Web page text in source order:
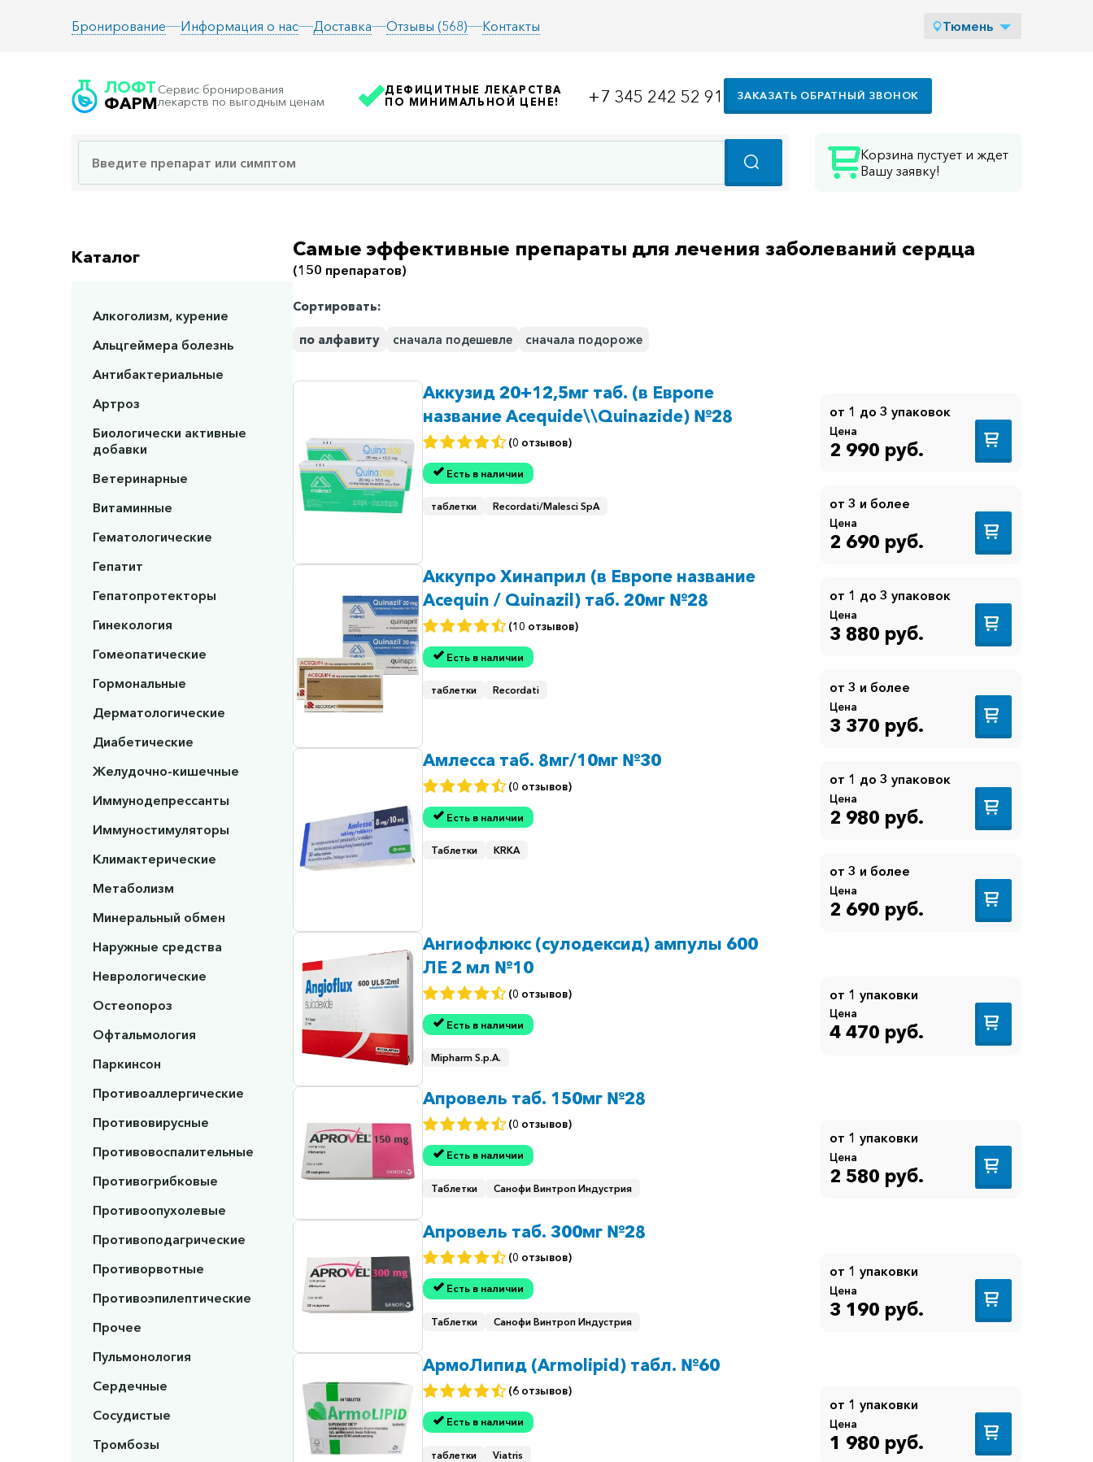
Бронирование Информация о нас Доставка Отзывы (568) Контакты Тюмень
ЛОФТ
ФАРМ
Сервис бронирования
лекарств по выгодным ценам
Корзина пустует и ждет
Вашу заявку!
ДЕФИЦИТНЫЕ ЛЕКАРСТВА
ПО МИНИМАЛЬНОЙ ЦЕНЕ!
+7 345 242 52 91 ЗАКАЗАТЬ ОБРАТНЫЙ ЗВОНОК
Каталог
Алкоголизм, курение
Альцгеймера болезнь
Антибактериальные
Артроз
Биологически активные
добавки
Ветеринарные
Витаминные
Гематологические
Гепатит
Гепатопротекторы
Гинекология
Гомеопатические
Гормональные
Дерматологические
Диабетические
Желудочно-кишечные
Иммунодепрессанты
Иммуностимуляторы
Климактерические
Метаболизм
Минеральный обмен
Наружные средства
Неврологические
Остеопороз
Офтальмология
Паркинсон
Противоаллергические
Противовирусные
Противовоспалительные
Противогрибковые
Противоопухолевые
Противоподагрические
Противорвотные
Противоэпилептические
Прочее
Пульмонология
Сердечные
Сосудистые
Тромбозы
Самые эффективные препараты для лечения заболеваний сердца
(150 препаратов)
Сортировать:
по алфавиту сначала подешевле сначала подороже
Аккузид 20+12,5мг таб. (в Европе
название Acequide\\Quinazide) №28
(0 отзывов)
Есть в наличии
таблетки Recordati/Malesci SpA
от 1 до 3 упаковок
Цена
2 990 руб.
от 3 и более
Цена
2 690 руб.
Аккупро Хинаприл (в Европе название
Acequin / Quinazil) таб. 20мг №28
(10 отзывов)
Есть в наличии
таблетки Recordati
от 1 до 3 упаковок
Цена
3 880 руб.
от 3 и более
Цена
3 370 руб.
Амлесса таб. 8мг/10мг №30
(0 отзывов)
Есть в наличии
Таблетки KRKA
от 1 до 3 упаковок
Цена
2 980 руб.
от 3 и более
Цена
2 690 руб.
Ангиофлюкс (сулодексид) ампулы 600
ЛЕ 2 мл №10
(0 отзывов)
Есть в наличии
Mipharm S.p.A.
от 1 упаковки
Цена
4 470 руб.
Апровель таб. 150мг №28
(0 отзывов)
Есть в наличии
Таблетки Санофи Винтроп Индустрия
от 1 упаковки
Цена
2 580 руб.
Апровель таб. 300мг №28
(0 отзывов)
Есть в наличии
Таблетки Санофи Винтроп Индустрия
от 1 упаковки
Цена
3 190 руб.
АрмоЛипид (Armolipid) табл. №60
(6 отзывов)
Есть в наличии
таблетки Viatris
от 1 упаковки
Цена
1 980 руб.